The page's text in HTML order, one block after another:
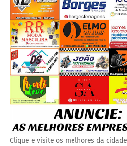
Clique e visite os melhores da cidade